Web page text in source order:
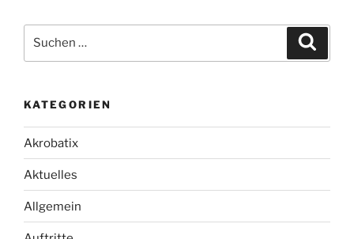
nach:
KATEGORIEN
Akrobatix
Aktuelles
Allgemein